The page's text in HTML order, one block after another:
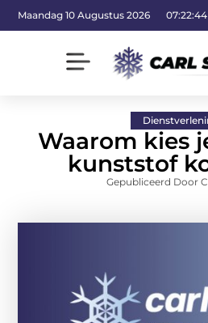
Maandag 10 Augustus 2026 07:22:45
Waarom kies
kunststof
Gepubliceerd Door